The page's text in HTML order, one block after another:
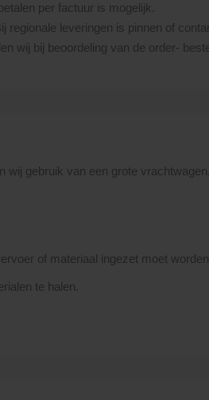
per factuur is mogelijk.
leveringen is pinnen of
wij bij beoordeling van de order-
gebruik van een grote
of materiaal ingezet moet worden.
te halen.